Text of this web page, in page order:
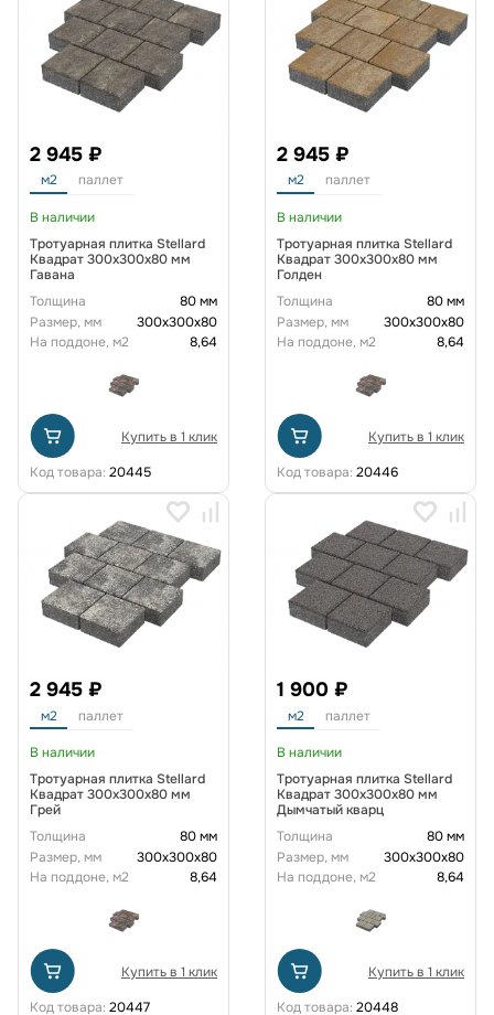
2 945 ₽
м2 паллет
В наличии
Тротуарная плитка Stellard
Квадрат 300x300x80 мм
Гавана
Толщина
80 мм
Размер, мм
300х300х80
На поддоне, м2
8,64
Купить в 1 клик
Код товара: 20445
2 945 ₽
м2 паллет
В наличии
Тротуарная плитка Stellard
Квадрат 300x300x80 мм
Голден
Толщина
80 мм
Размер, мм
300х300х80
На поддоне, м2
8,64
Купить в 1 клик
Код товара: 20446
2 945 ₽
м2 паллет
В наличии
Тротуарная плитка Stellard
Квадрат 300x300x80 мм
Грей
Толщина
80 мм
Размер, мм
300х300х80
На поддоне, м2
8,64
Купить в 1 клик
Код товара: 20447
1 900 ₽
м2 паллет
В наличии
Тротуарная плитка Stellard
Квадрат 300x300x80 мм
Дымчатый кварц
Толщина
80 мм
Размер, мм
300х300х80
На поддоне, м2
8,64
Купить в 1 клик
Код товара: 20448